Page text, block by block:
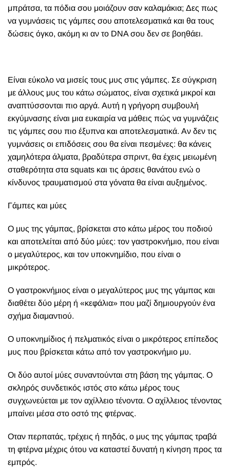
μπράτσα, τα πόδια σου μοιάζουν σαν καλαμάκια; Δες πως
να γυμνάσεις τις γάμπες σου αποτελεσματικά και θα τους
δώσεις όγκο, ακόμη κι αν το DNA σου δεν σε βοηθάει.
Είναι εύκολο να μισείς τους μυς στις γάμπες. Σε σύγκριση
με άλλους μυς του κάτω σώματος, είναι σχετικά μικροί και
αναπτύσσονται πιο αργά. Αυτή η γρήγορη συμβουλή
εκγύμνασης είναι μια ευκαιρία να μάθεις πώς να γυμνάζεις
τις γάμπες σου πιο έξυπνα και αποτελεσματικά. Αν δεν τις
γυμνάσεις οι επιδόσεις σου θα είναι πεσμένες: θα κάνεις
χαμηλότερα άλματα, βραδύτερα σπριντ, θα έχεις μειωμένη
σταθερότητα στα squats και τις άρσεις θανάτου ενώ ο
κίνδυνος τραυματισμού στα γόνατα θα είναι αυξημένος.
Γάμπες και μύες
Ο μυς της γάμπας, βρίσκεται στο κάτω μέρος του ποδιού
και αποτελείται από δύο μύες: τον γαστροκνήμιο, που είναι
ο μεγαλύτερος, και τον υποκνημίδιο, που είναι ο
μικρότερος.
Ο γαστροκνήμιος είναι ο μεγαλύτερος μυς της γάμπας και
διαθέτει δύο μέρη ή «κεφάλια» που μαζί δημιουργούν ένα
σχήμα διαμαντιού.
Ο υποκνημίδιος ή πελματικός είναι ο μικρότερος επίπεδος
μυς που βρίσκεται κάτω από τον γαστροκνήμιο μυ.
Οι δύο αυτοί μύες συναντούνται στη βάση της γάμπας. Ο
σκληρός συνδετικός ιστός στο κάτω μέρος τους
συγχωνεύεται με τον αχίλλειο τένοντα. Ο αχίλλειος τένοντας
μπαίνει μέσα στο οστό της φτέρνας.
Οταν περπατάς, τρέχεις ή πηδάς, ο μυς της γάμπας τραβά
τη φτέρνα μέχρις ότου να καταστεί δυνατή η κίνηση προς τα
εμπρός.